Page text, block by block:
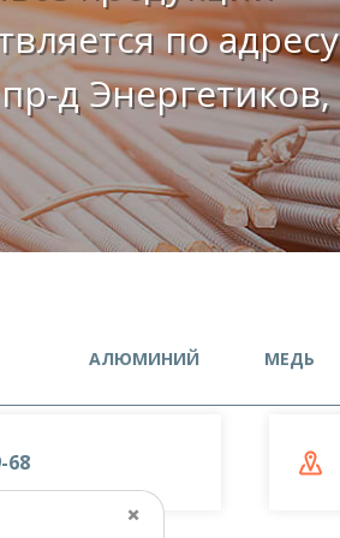
по адресу
пр-д Энергетиков,
68
АЛЮМИНИЙ МЕДЬ
✖️